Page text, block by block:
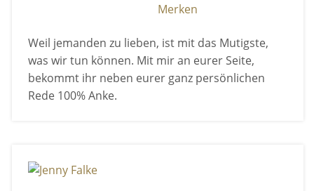
Merken
Weil jemanden zu lieben, ist mit das Mutigste,
was wir tun können. Mit mir an eurer Seite,
bekommt ihr neben eurer ganz persönlichen
Rede 100% Anke.